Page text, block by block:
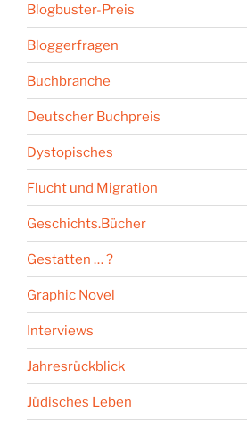
Blogbuster-Preis
Bloggerfragen
Buchbranche
Deutscher Buchpreis
Dystopisches
Flucht und Migration
Geschichts.Bücher
Gestatten … ?
Graphic Novel
Interviews
Jahresrückblick
Jüdisches Leben